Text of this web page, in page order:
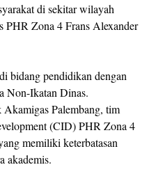
di sekitar wilayah
PHR Zona 4 Frans Alexander
bidang pendidikan dengan
Non-Ikatan Dinas.
Palembang, tim
(CID) PHR Zona 4
memiliki keterbatasan
akademis.